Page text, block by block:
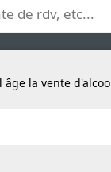
âge la vente